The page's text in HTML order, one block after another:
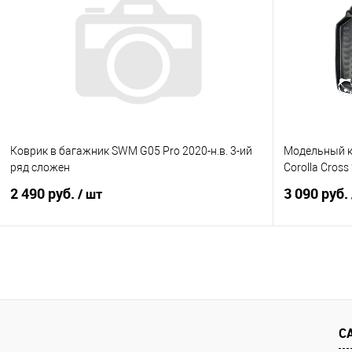
Купить в 1 клик
Сравнение
Под заказ
Купить в
В
Коврик в багажник SWM G05 Pro 2020-н.в. 3-ий
ряд сложен
2 490 руб. / шт
Купить в 1 клик
Сравнение
Модельный
Corolla Cross
3 090 руб.
Купить в 1
В